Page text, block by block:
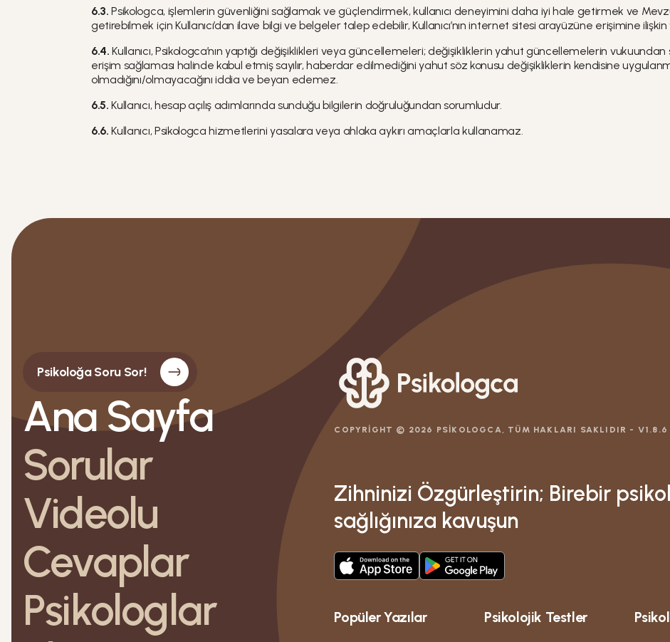
6.3. Psikologca, işlemlerin güvenliğini sağlamak ve güçlendirmek, kullanıcı deneyimini daha iyi hale getirmek ve
getirebilmek için Kullanıcı’dan ilave bilgi ve belgeler talep edebilir, Kullanıcı’nın internet sitesi arayüzüne erişimine
6.4. Kullanıcı, Psikologca’nın yaptığı değişiklikleri veya güncellemeleri; değişikliklerin yahut güncellemelerin
erişim sağlaması halinde kabul etmiş sayılır, haberdar edilmediğini yahut söz konusu değişikliklerin kendisine
olmadığını/olmayacağını iddia ve beyan edemez.
6.5. Kullanıcı, hesap açılış adımlarında sunduğu bilgilerin doğruluğundan sorumludur.
6.6. Kullanıcı, Psikologca hizmetlerini yasalara veya ahlaka aykırı amaçlarla kullanamaz.
Psikoloğa Soru Sor!
Ana Sayfa
Sorular
Videolu
Cevaplar
Psikologlar
COPYRIGHT © 2026 PSIKOLOGCA, TÜM HAKLARI SAKLIDIR - V1.8.6
Zihninizi Özgürleştirin; Birebir
sağlığınıza kavuşun
Popüler Yazılar Psikolojik Testler